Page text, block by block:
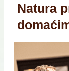
Natura